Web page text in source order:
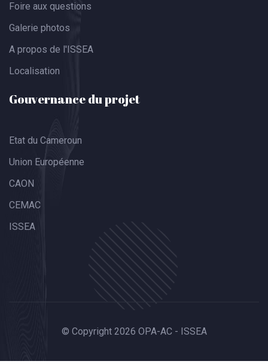
Foire aux questions
Galerie photos
A propos de l'ISSEA
Localisation
Gouvernance du projet
Etat du Cameroun
Union Européenne
CAON
CEMAC
ISSEA
© Copyright 2026 OPA-AC - ISSEA